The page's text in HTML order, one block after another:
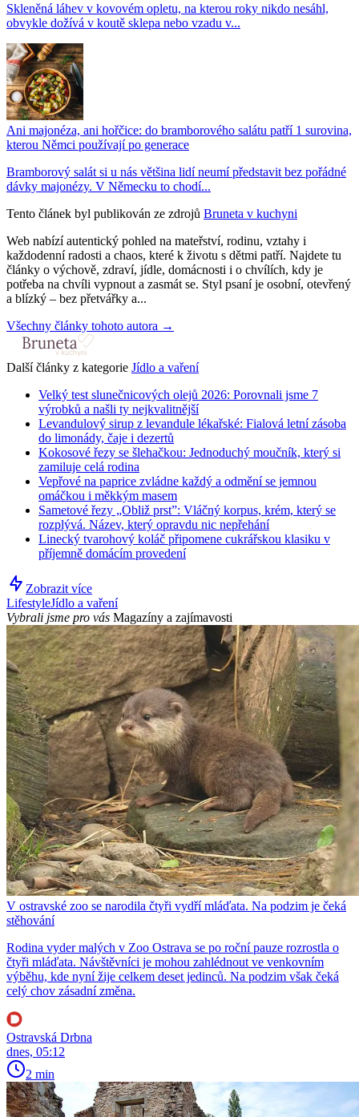
Skleněná láhev v kovovém opletu, na kterou roky nikdo nesáhl,
obvykle dožívá v koutě sklepa nebo vzadu v...
Ani majonéza, ani hořčice: do bramborového salátu patří 1 surovina,
kterou Němci používají po generace
Bramborový salát si u nás většina lidí neumí představit bez pořádné
dávky majonézy. V Německu to chodí...
Tento článek byl publikován ze zdrojů Bruneta v kuchyni
Web nabízí autentický pohled na mateřství, rodinu, vztahy i
každodenní radosti a chaos, které k životu s dětmi patří. Najdete tu
články o výchově, zdraví, jídle, domácnosti i o chvílích, kdy je
potřeba na chvíli vypnout a zasmát se. Styl psaní je osobní, otevřený
a blízký – bez přetvářky a...
Všechny články tohoto autora →
Další články z kategorie Jídlo a vaření
Velký test slunečnicových olejů 2026: Porovnali jsme 7
výrobků a našli ty nejkvalitnější
Levandulový sirup z levandule lékařské: Fialová letní zásoba
do limonády, čaje i dezertů
Kokosové řezy se šlehačkou: Jednoduchý moučník, který si
zamiluje celá rodina
Vepřové na paprice zvládne každý a odmění se jemnou
omáčkou i měkkým masem
Sametové řezy „Obliž prst”: Vláčný korpus, krém, který se
rozplývá. Název, který opravdu nic nepřehání
Linecký tvarohový koláč připomene cukrářskou klasiku v
příjemně domácím provedení
Zobrazit více
LifestyleJídlo a vaření
Vybrali jsme pro vás Magazíny a zajímavosti
V ostravské zoo se narodila čtyři vydří mláďata. Na podzim je čeká
stěhování
Rodina vyder malých v Zoo Ostrava se po roční pauze rozrostla o
čtyři mláďata. Návštěvníci je mohou zahlédnout ve venkovním
výběhu, kde nyní žije celkem deset jedinců. Na podzim však čeká
celý chov zásadní změna.
Ostravská Drbna
dnes, 05:12
2 min